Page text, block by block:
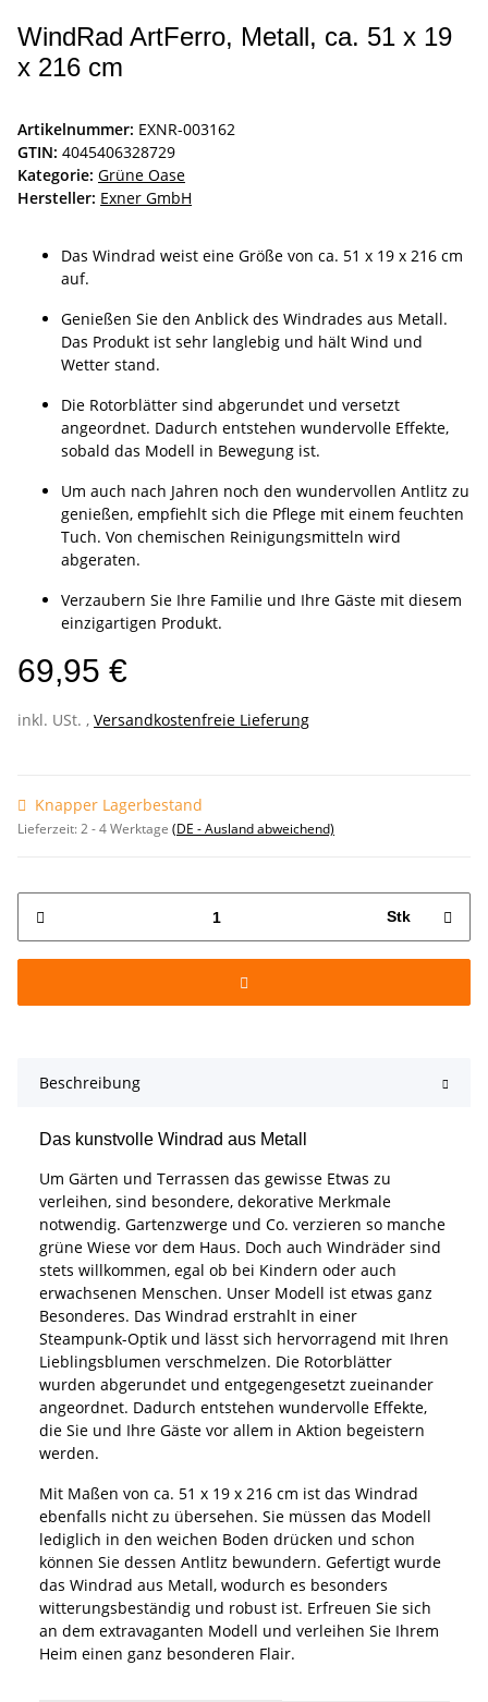
WindRad ArtFerro, Metall, ca. 51 x 19
x 216 cm
Artikelnummer: EXNR-003162
GTIN: 4045406328729
Kategorie: Grüne Oase
Hersteller: Exner GmbH
Das Windrad weist eine Größe von ca. 51 x 19 x 216 cm
auf.
Genießen Sie den Anblick des Windrades aus Metall.
Das Produkt ist sehr langlebig und hält Wind und
Wetter stand.
Die Rotorblätter sind abgerundet und versetzt
angeordnet. Dadurch entstehen wundervolle Effekte,
sobald das Modell in Bewegung ist.
Um auch nach Jahren noch den wundervollen Antlitz zu
genießen, empfiehlt sich die Pflege mit einem feuchten
Tuch. Von chemischen Reinigungsmitteln wird
abgeraten.
Verzaubern Sie Ihre Familie und Ihre Gäste mit diesem
einzigartigen Produkt.
69,95 €
inkl. USt. , Versandkostenfreie Lieferung
Knapper Lagerbestand
Lieferzeit:2 - 4 Werktage (DE - Ausland abweichend)
Stk
Beschreibung
Das kunstvolle Windrad aus Metall
Um Gärten und Terrassen das gewisse Etwas zu
verleihen, sind besondere, dekorative Merkmale
notwendig. Gartenzwerge und Co. verzieren so manche
grüne Wiese vor dem Haus. Doch auch Windräder sind
stets willkommen, egal ob bei Kindern oder auch
erwachsenen Menschen. Unser Modell ist etwas ganz
Besonderes. Das Windrad erstrahlt in einer
Steampunk-Optik und lässt sich hervorragend mit Ihren
Lieblingsblumen verschmelzen. Die Rotorblätter
wurden abgerundet und entgegengesetzt zueinander
angeordnet. Dadurch entstehen wundervolle Effekte,
die Sie und Ihre Gäste vor allem in Aktion begeistern
werden.
Mit Maßen von ca. 51 x 19 x 216 cm ist das Windrad
ebenfalls nicht zu übersehen. Sie müssen das Modell
lediglich in den weichen Boden drücken und schon
können Sie dessen Antlitz bewundern. Gefertigt wurde
das Windrad aus Metall, wodurch es besonders
witterungsbeständig und robust ist. Erfreuen Sie sich
an dem extravaganten Modell und verleihen Sie Ihrem
Heim einen ganz besonderen Flair.